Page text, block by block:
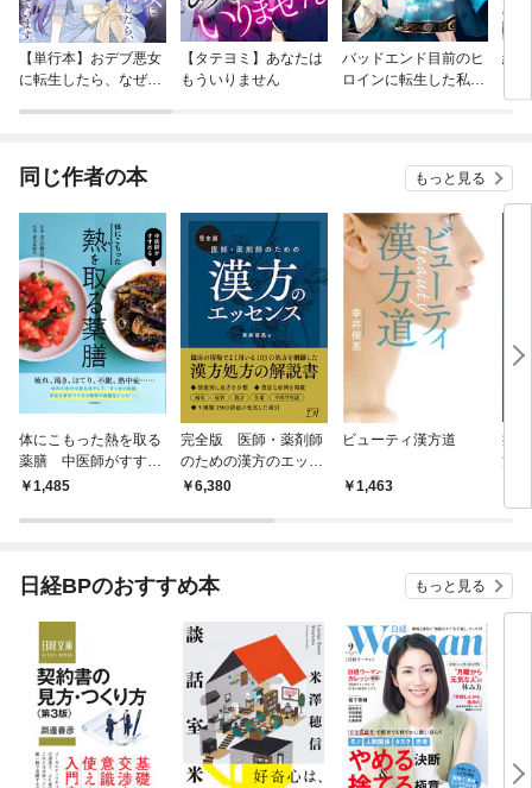
【単行本】おデブ悪女
に転生したら、なぜか
【タテヨミ】あなたは
もういりません
バッドエンド目前のヒ
ロインに転生した私、
結
同じ作者の本 もっと見る
体にこもった熱を取る
薬膳 中医師がすすめ
る1,485
完全版 医師・薬剤師
のための漢方のエッセ
ンス6,380
ビューティ漢方道
1,463
症
方
日経BPのおすすめ本 もっと見る